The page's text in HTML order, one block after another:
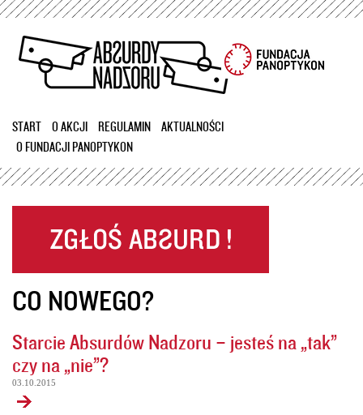
Przejdź
treści
START O AKCJI REGULAMIN
AKTUALNOŚCI
O FUNDACJI PANOPTYKON
CO NOWEGO?
Starcie Absurdów Nadzoru – jesteś na „tak”
czy na „nie”?
03.10.2015